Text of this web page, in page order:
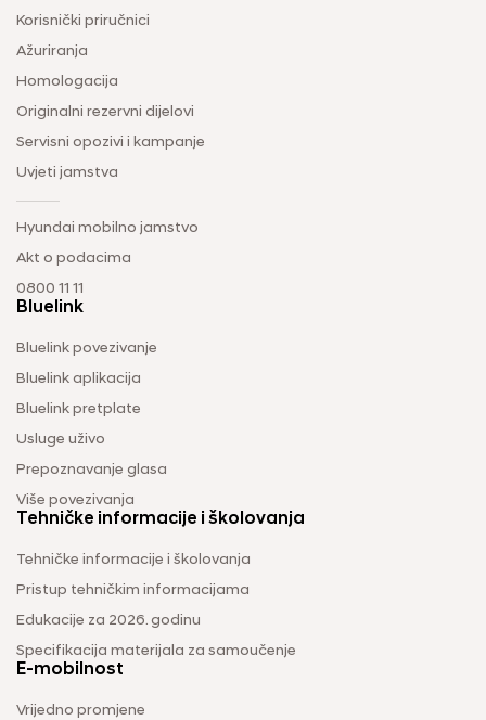
Korisnički priručnici
Ažuriranja
Homologacija
Originalni rezervni dijelovi
Servisni opozivi i kampanje
Uvjeti jamstva
Hyundai mobilno jamstvo
Akt o podacima
0800 11 11
Bluelink
Bluelink povezivanje
Bluelink aplikacija
Bluelink pretplate
Usluge uživo
Prepoznavanje glasa
Više povezivanja
Tehničke informacije i školovanja
Tehničke informacije i školovanja
Pristup tehničkim informacijama
Edukacije za 2026. godinu
Specifikacija materijala za samoučenje
E-mobilnost
Vrijedno promjene